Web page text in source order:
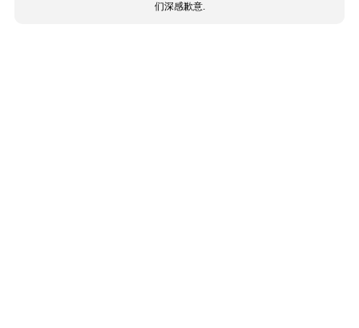
们深感歉意.